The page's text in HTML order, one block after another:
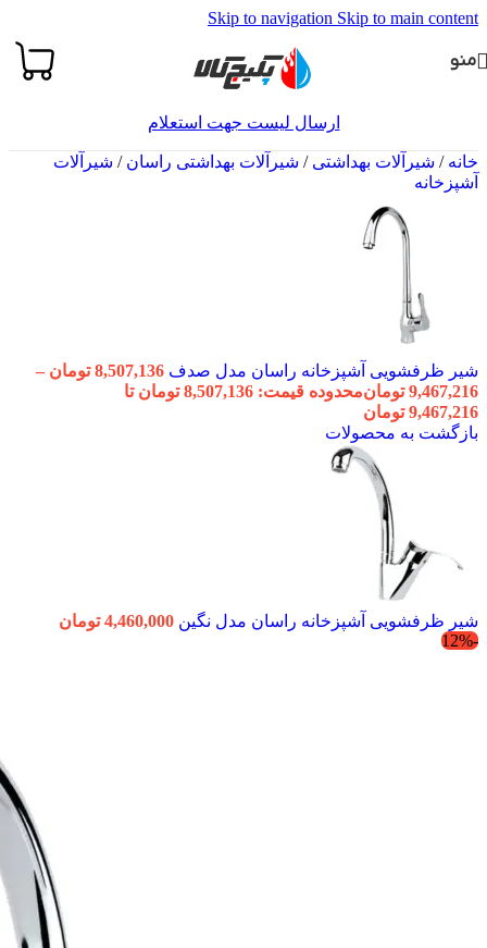
Skip to navigation Skip to main content
منو
ارسال لیست جهت استعلام
خانه/ شیرآلات بهداشتی/ شیرآلات بهداشتی راسان/ شیرآلات
آشپزخانه
شیر ظرفشویی آشپزخانه راسان مدل صدف 8,507,136 تومان –
9,467,216 تومان
محدوده قیمت: 8,507,136 تومان تا
9,467,216 تومان
بازگشت به محصولات
شیر ظرفشویی آشپزخانه راسان مدل نگین 4,460,000 تومان
-12%